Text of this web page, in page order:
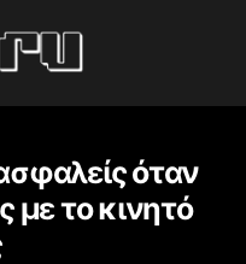
όταν
το κινητό